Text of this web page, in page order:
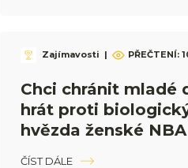
Zajímavosti | PŘEČTENÍ:
Chci chránit mladé
hrát proti
hvězda ženské
ČÍST DÁLE